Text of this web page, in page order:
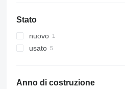
Stato
nuovo
usato
Anno di costruzione